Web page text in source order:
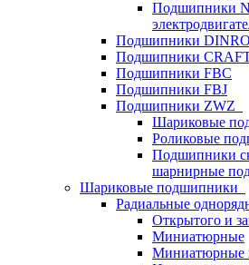
Подшипники
Подшипники
Подшипники
Подшипники FBC
Подшипники FBJ
Подшипники ZWZ
Шариковые
Роликовые
Подшипники
шарнирные
Шариковые подшипники
Радиальные
Открытого и
Миниатюрные
Миниатюрные